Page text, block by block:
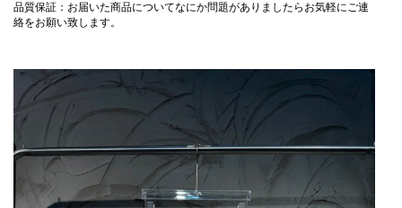
品質保証：お届いた商品についてなにか問題がありましたらお気軽にご連
絡をお願い致します。